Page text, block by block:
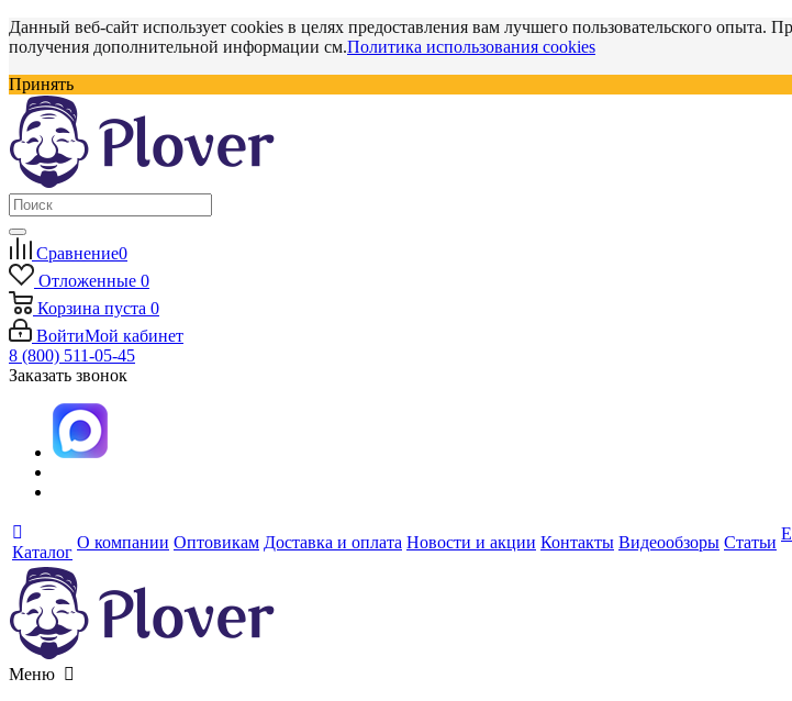
Данный веб-сайт использует cookies в целях предоставления вам лучшего пользовательского опыта.
получения дополнительной информации см.Политика использования cookies
Принять
Сравнение0
Отложенные 0
Корзина пуста 0
ВойтиМой кабинет
8 (800) 511-05-45
Заказать звонок
Каталог
О компании Оптовикам Доставка и оплата Новости и акции Контакты Видеообзоры Статьи
Меню